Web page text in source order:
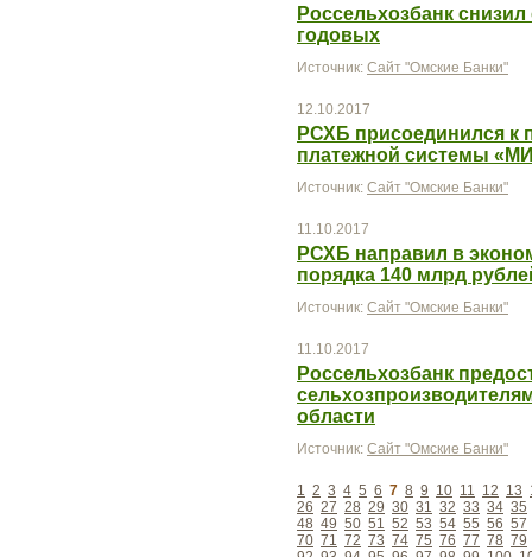
Россельхозбанк
годовых
Источник: Сайт "Омские Банки"
12.10.2017
РСХБ присоединился к
платежной системы
Источник: Сайт "Омские Банки"
11.10.2017
РСХБ направил в
порядка 140 млрд
Источник: Сайт "Омские Банки"
11.10.2017
Россельхозбанк
области
Источник: Сайт "Омские Банки"
1 2 3 4 5 6 7 8 9 10 11 12 13
26 27 28 29 30 31 32 33 34 35
48 49 50 51 52 53 54 55 56 57
70 71 72 73 74 75 76 77 78 79